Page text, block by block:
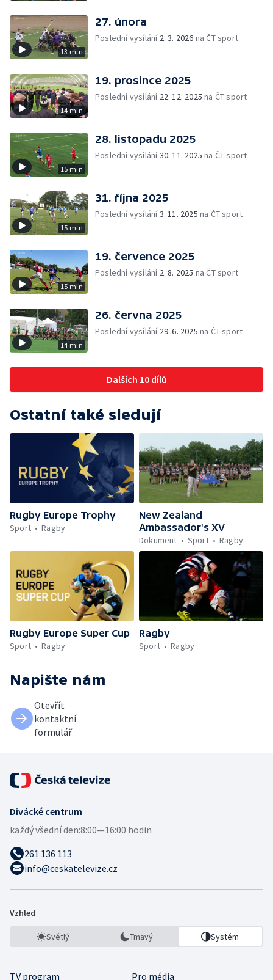
13 min
27. února
Poslední vysílání 2. 3. 2026 na ČT sport
14 min
19. prosince 2025
Poslední vysílání 22. 12. 2025 na ČT sport
15 min
28. listopadu 2025
Poslední vysílání30. 11. 2025 na ČT sport
15 min
31. října 2025
Poslední vysílání3. 11. 2025 na ČT sport
15 min
19. července 2025
Poslední vysílání 2. 8. 2025 na ČT sport
14 min
26. června 2025
Poslední vysílání 29. 6. 2025 na ČT sport
Dalších 10 dílů
Ostatní také sledují
Rugby Europe Trophy
Sport
Ragby
New Zealand
Ambassador's XV
Dokument
Sport Ragby
Rugby Europe Super Cup
Sport
Ragby
Ragby
Sport
Ragby
Napište nám
Otevřít
kontaktní
formulář
Divácké centrum
každý všední den:8:00—16:00 hodin
261 136 113
info@ceskatelevize.cz
Vzhled
Světlý Tmavý Systém
TV program Pro média